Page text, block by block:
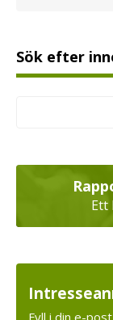
Sök efter
Ett
Fyll i din e-